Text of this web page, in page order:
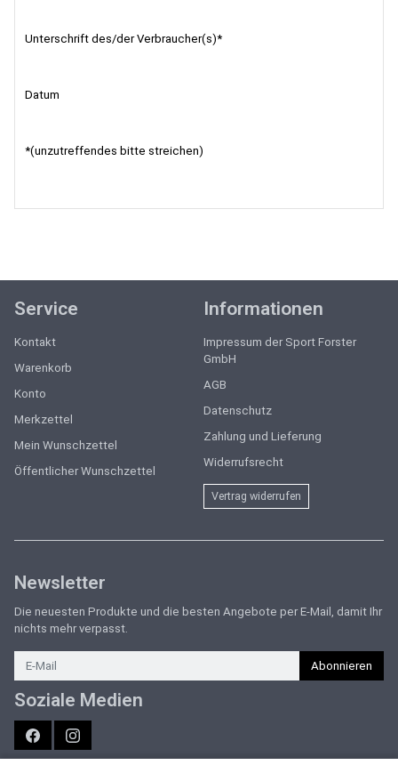
Unterschrift des/der Verbraucher(s)*
Datum
*(unzutreffendes bitte streichen)
Service
Kontakt
Warenkorb
Konto
Merkzettel
Mein Wunschzettel
Öffentlicher Wunschzettel
Informationen
Impressum der Sport Forster
GmbH
AGB
Datenschutz
Zahlung und Lieferung
Widerrufsrecht
Vertrag widerrufen
Newsletter
Die neuesten Produkte und die besten Angebote per E-Mail, damit Ihr
nichts mehr verpasst.
Newsletter
Abonnieren
Soziale Medien
FacebookInstagram